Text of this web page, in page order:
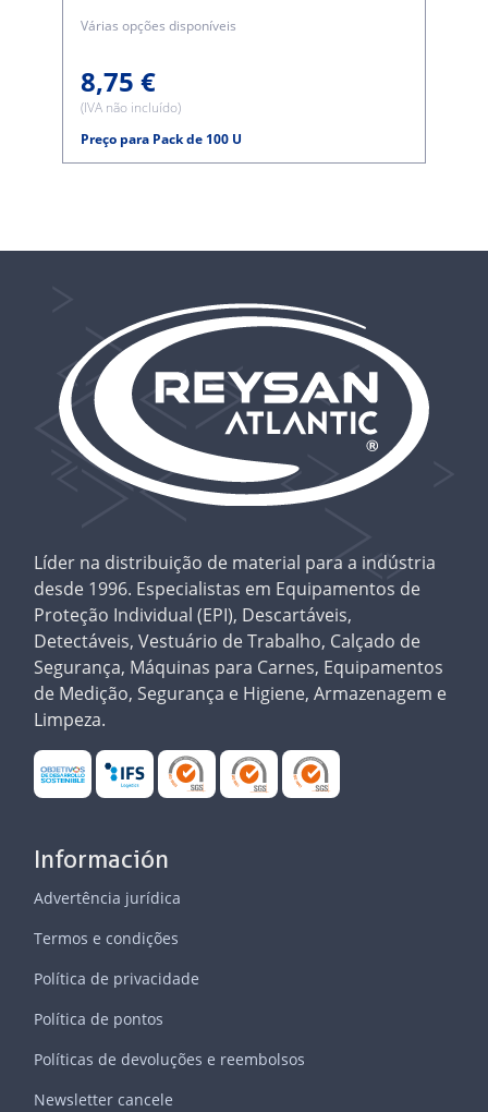
Várias opções disponíveis
8,75 €
(IVA não incluído)
Preço para Pack de 100 U
Líder na distribuição de material para a indústria
desde 1996. Especialistas em Equipamentos de
Proteção Individual (EPI), Descartáveis,
Detectáveis, Vestuário de Trabalho, Calçado de
Segurança, Máquinas para Carnes, Equipamentos
de Medição, Segurança e Higiene, Armazenagem e
Limpeza.
Información
Advertência jurídica
Termos e condições
Política de privacidade
Política de pontos
Políticas de devoluções e reembolsos
Newsletter cancele